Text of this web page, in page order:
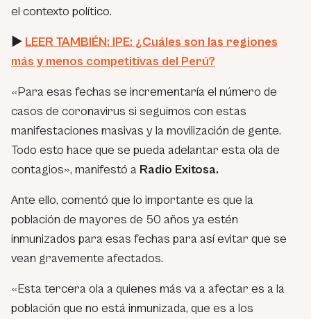
el contexto político.
► LEER TAMBIÉN: IPE: ¿Cuáles son las regiones
más y menos competitivas del Perú?
«Para esas fechas se incrementaría el número de
casos de coronavirus si seguimos con estas
manifestaciones masivas y la movilización de gente.
Todo esto hace que se pueda adelantar esta ola de
contagios», manifestó a Radio Exitosa.
Ante ello, comentó que lo importante es que la
población de mayores de 50 años ya estén
inmunizados para esas fechas para así evitar que se
vean gravemente afectados.
«Esta tercera ola a quienes más va a afectar es a la
población que no está inmunizada, que es a los